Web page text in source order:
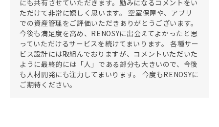
にも共有させていただきます。励みになるコメントをい
ただけて非常に嬉しく思います。 空室保障や、アプリ
での資産管理をご評価いただきありがとうございます。
今後も満足度を高め、RENOSYに出会えてよかったと思
っていただけるサービスを続けてまいります。 各種サー
ビス設計には取組んでおりますが、コメントいただいた
ように最終的には「人」である部分も大きいので、今後
も人材開発にも注力してまいります。 今度もRENOSYに
ご期待ください。